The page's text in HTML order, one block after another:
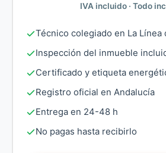
IVA incluido · Todo
Técnico colegiado en La Línea
Inspección del inmueble
Certificado y etiqueta
Registro oficial en Andalucía
Entrega en 24-48 h
No pagas hasta recibirlo